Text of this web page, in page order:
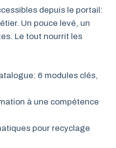
depuis le portail:
Un pouce levé, un
Le tout nourrit les
6 modules clés,
à une compétence
pour recyclage